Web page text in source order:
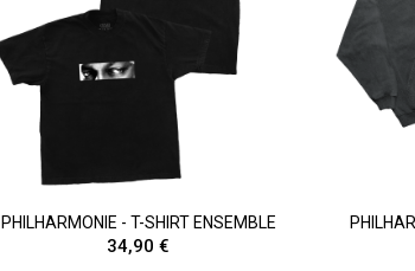
PHILHARMONIE - T-SHIRT ENSEMBLE
34,90 €